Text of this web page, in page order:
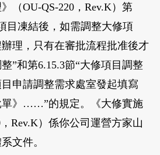
（OU-QS-220，Rev.K）第
目凍結後，如需調整大修項
理，只有在審批流程批准後才
”和第6.15.3節“大修項目調整
申請調整需求處室發起填寫
單》……”的規定。《大修實施
Rev.K）係你公司運營方家山
文件。